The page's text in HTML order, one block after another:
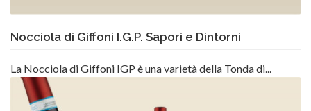
Nocciola di Giffoni I.G.P. Sapori e Dintorni
La Nocciola di Giffoni IGP è una varietà della Tonda di...